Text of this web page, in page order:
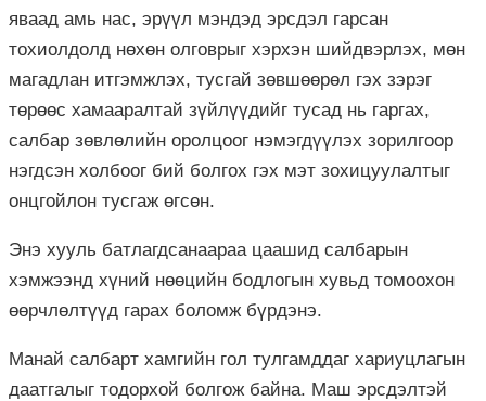
яваад амь нас, эрүүл мэндэд эрсдэл гарсан
тохиолдолд нөхөн олговрыг хэрхэн шийдвэрлэх, мөн
магадлан итгэмжлэх, тусгай зөвшөөрөл гэх зэрэг
төрөөс хамааралтай зүйлүүдийг тусад нь гаргах,
салбар зөвлөлийн оролцоог нэмэгдүүлэх зорилгоор
нэгдсэн холбоог бий болгох гэх мэт зохицуулалтыг
онцгойлон тусгаж өгсөн.
Энэ хууль батлагдсанаараа цаашид салбарын
хэмжээнд хүний нөөцийн бодлогын хувьд томоохон
өөрчлөлтүүд гарах боломж бүрдэнэ.
Манай салбарт хамгийн гол тулгамддаг хариуцлагын
даатгалыг тодорхой болгож байна. Маш эрсдэлтэй